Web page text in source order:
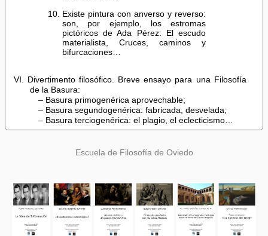
Existe pintura con anverso y reverso:
son, por ejemplo, los estromas
pictóricos de Ada Pérez: El escudo
materialista, Cruces, caminos y
bifurcaciones…
VI. Divertimento filosófico. Breve ensayo para una Filosofía
de la Basura:
– Basura primogenérica aprovechable;
– Basura segundogenérica: fabricada, desvelada;
– Basura terciogenérica: el plagio, el eclecticismo…
Escuela de Filosofía de Oviedo